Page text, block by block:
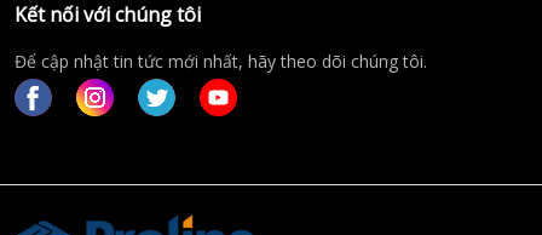
Kết nối với chúng tôi
Để cập nhật tin tức mới nhất, hãy theo dõi chúng tôi.